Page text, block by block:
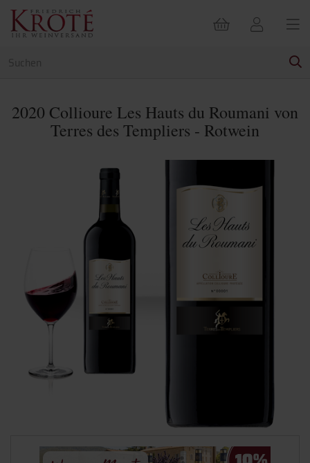
2020 Collioure Les Hauts du Roumani von
Terres des Templiers - Rotwein